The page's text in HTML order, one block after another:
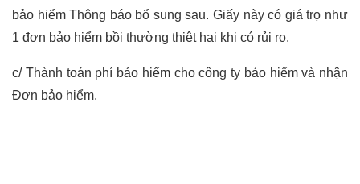
bảo hiểm Thông báo bổ sung sau. Giấy này có giá trọ như
1 đơn bảo hiểm bồi thường thiệt hại khi có rủi ro.
c/ Thành toán phí bảo hiểm cho công ty bảo hiểm và nhận
Đơn bảo hiểm.